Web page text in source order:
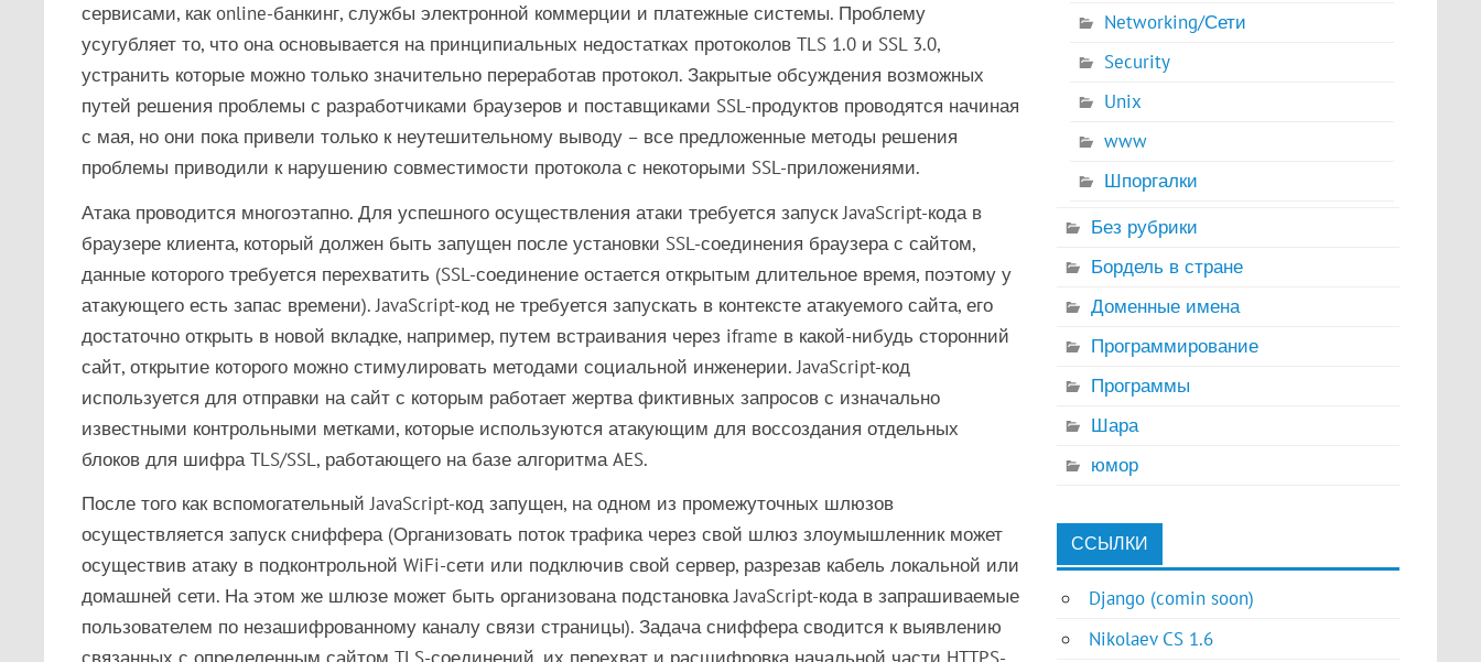
сервисами, как online-банкинг, службы электронной коммерции и платежные системы. Проблему
усугубляет то, что она основывается на принципиальных недостатках протоколов TLS 1.0 и SSL 3.0,
устранить которые можно только значительно переработав протокол. Закрытые обсуждения возможных
путей решения проблемы с разработчиками браузеров и поставщиками SSL-продуктов проводятся начиная
с мая, но они пока привели только к неутешительному выводу – все предложенные методы решения
проблемы приводили к нарушению совместимости протокола с некоторыми SSL-приложениями.
Атака проводится многоэтапно. Для успешного осуществления атаки требуется запуск JavaScript-кода в
браузере клиента, который должен быть запущен после установки SSL-соединения браузера с сайтом,
данные которого требуется перехватить (SSL-соединение остается открытым длительное время, поэтому у
атакующего есть запас времени). JavaScript-код не требуется запускать в контексте атакуемого сайта, его
достаточно открыть в новой вкладке, например, путем встраивания через iframe в какой-нибудь сторонний
сайт, открытие которого можно стимулировать методами социальной инженерии. JavaScript-код
используется для отправки на сайт с которым работает жертва фиктивных запросов с изначально
известными контрольными метками, которые используются атакующим для воссоздания отдельных
блоков для шифра TLS/SSL, работающего на базе алгоритма AES.
После того как вспомогательный JavaScript-код запущен, на одном из промежуточных шлюзов
осуществляется запуск сниффера (Организовать поток трафика через свой шлюз злоумышленник может
осуществив атаку в подконтрольной WiFi-сети или подключив свой сервер, разрезав кабель локальной или
домашней сети. На этом же шлюзе может быть организована подстановка JavaScript-кода в запрашиваемые
пользователем по незашифрованному каналу связи страницы). Задача сниффера сводится к выявлению
Networking/Сети
Security
Unix
www
Шпоргалки
Без рубрики
Бордель в стране
Доменные имена
Программирование
Программы
Шара
юмор
ССЫЛКИ
Django (comin soon)
Nikolaev CS 1.6